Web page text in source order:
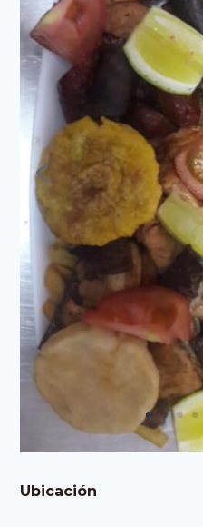
Ubicación